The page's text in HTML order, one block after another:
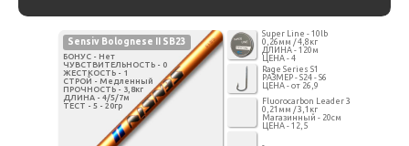
Fluorocarbon Leader 3
0,21мм / 3,1кг
Магазинный - 20см
ЦЕНА - 12,5
Rage Series S1
РАЗМЕР - S24 - S6
ЦЕНА - от 26,9
Super Line - 10lb
0,26мм / 4,8кг
ДЛИНА - 120м
ЦЕНА - 4
БОНУС - Нет
ЧУВСТВИТЕЛЬНОСТЬ - 0
ЖЕСТКОСТЬ - 1
СТРОЙ - Медленный
ПРОЧНОСТЬ - 3,8кг
ДЛИНА - 4/5/7м
ТЕСТ - 5 - 20гр
Sensiv Bolognese II SB23